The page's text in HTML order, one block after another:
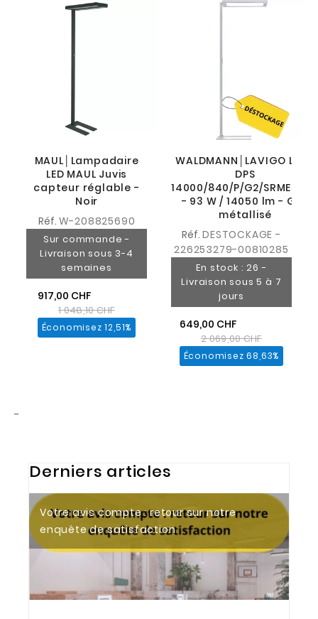
MAUL│Lampadaire
LED MAUL Juvis
capteur réglable -
Noir
Réf. W-208825690
Sur commande -
Livraison sous 3-4
semaines
917,00 CHF
1 048,10 CHF
Économisez 12,51%
WALDMANN│LAVIGO LED -
DPS
14000/840/P/G2/SRMET/
- 93 W / 14050 lm - Gris
métallisé
Réf.DESTOCKAGE -
226253279-00810285
En stock : 26 -
Livraison sous 5 à 7
jours
649,00 CHF
2 069,00 CHF
Économisez 68,63%
-
Derniers articles
Votre avis compte : retour sur notre
enquête de satisfaction
Tendances 2026 : aménager des bureaux
modernes et ergonomiques
Le bureau électrique : un allié essentiel
pour votre espace de travail